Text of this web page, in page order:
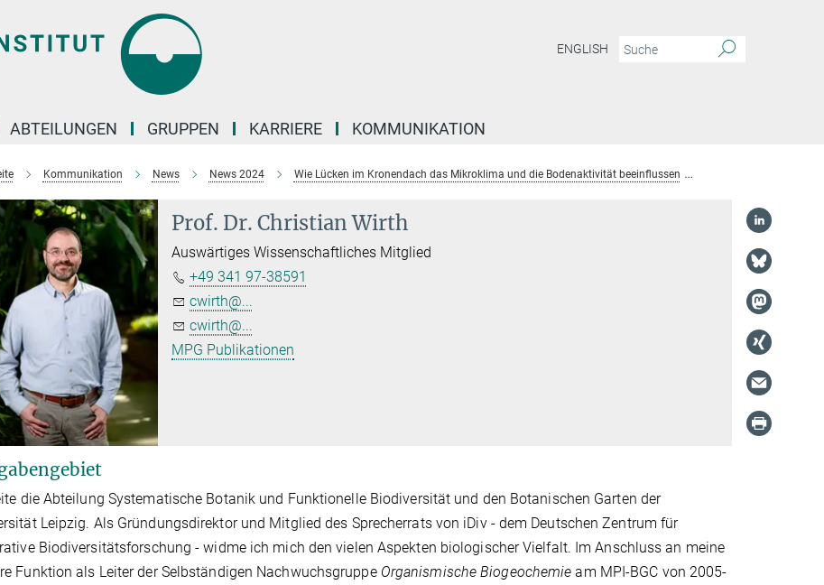
ENGLISH
ABTEILUNGEN GRUPPEN KARRIERE KOMMUNIKATION
Kommunikation News News 2024 Wie Lücken im Kronendach das Mikroklima und die Bodenaktivität beeinflussen
Prof. Dr. Christian Wirth
Auswärtiges Wissenschaftliches Mitglied
+49 341 97-38591
cwirth@...
cwirth@...
MPG Publikationen
die Abteilung Systematische Botanik und Funktionelle Biodiversität und den Botanischen Garten der
Leipzig. Als Gründungsdirektor und Mitglied des Sprecherrats von iDiv - dem Deutschen Zentrum für
Biodiversitätsforschung - widme ich mich den vielen Aspekten biologischer Vielfalt. Im Anschluss an meine
Funktion als Leiter der Selbständigen Nachwuchsgruppe Organismische Biogeochemieam MPI-BGC von 2005-